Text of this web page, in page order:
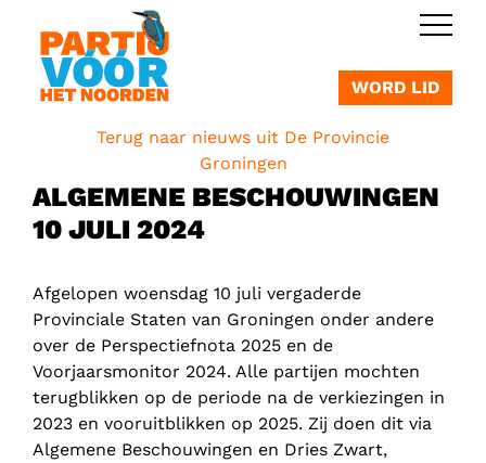
WORD LID
Terug naar nieuws uit De Provincie
Groningen
ALGEMENE BESCHOUWINGEN
10 JULI 2024
Afgelopen woensdag 10 juli vergaderde
Provinciale Staten van Groningen onder andere
over de Perspectiefnota 2025 en de
Voorjaarsmonitor 2024. Alle partijen mochten
terugblikken op de periode na de verkiezingen in
2023 en vooruitblikken op 2025. Zij doen dit via
Algemene Beschouwingen en Dries Zwart,